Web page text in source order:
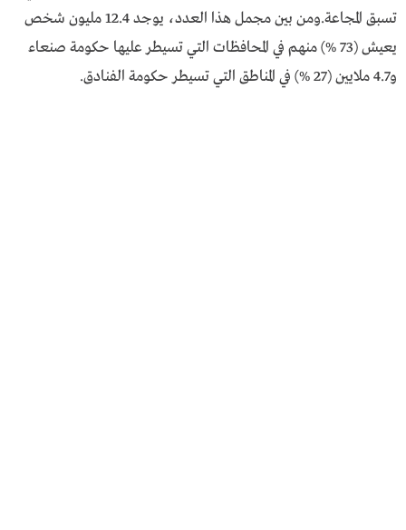
تسبق المجاعة.ومن بين مجمل هذا العدد، يوجد 12.4 مليون شخص
يعيش (73 %) منهم في المحافظات التي تسيطر عليها حكومة صنعاء
و4.7 ملايين (27 %) في المناطق التي تسيطر حكومة الفنادق.